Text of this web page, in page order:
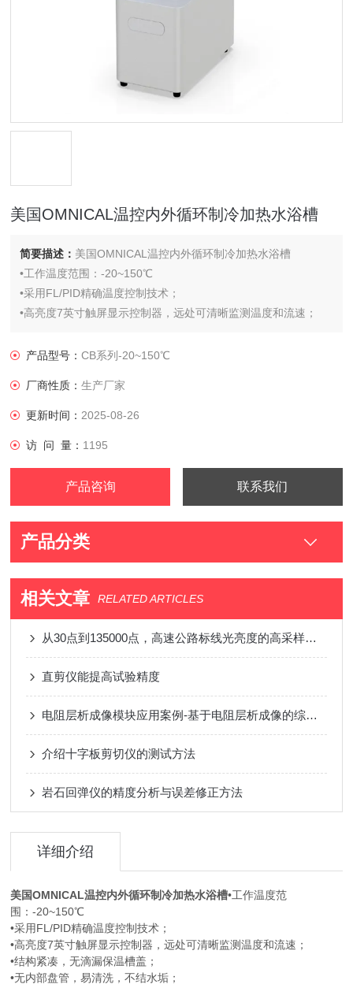
美国OMNICAL温控内外循环制冷加热水浴槽
简要描述： 美国OMNICAL温控内外循环制冷加热水浴槽
•工作温度范围：-20~150℃
•采用FL/PID精确温度控制技术；
•高亮度7英寸触屏显示控制器，远处可清晰监测温度和流速；
•无内部盘管，易清洗，不结水垢；
•浴槽中无控制头和内部盘管，有更大的水浴空间，能放置更多样
品。
产品型号：CB系列-20~150℃
厂商性质：生产厂家
更新时间： 2025-08-26
访 问 量： 1195
产品咨询 联系我们
产品分类
相关文章 RELATED ARTICLES
从30点到135000点，高速公路标线光亮度的高采样保障
直剪仪能提高试验精度
电阻层析成像模块应用案例-基于电阻层析成像的综采面突水监测研究
介绍十字板剪切仪的测试方法
岩石回弹仪的精度分析与误差修正方法
详细介绍
美国OMNICAL温控内外循环制冷加热水浴槽•工作温度范
围：-20~150℃
•采用FL/PID精确温度控制技术；
•高亮度7英寸触屏显示控制器，远处可清晰监测温度和流速；
•结构紧凑，无滴漏保温槽盖；
•无内部盘管，易清洗，不结水垢；